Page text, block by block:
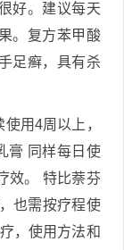
好。建议每天
。复方苯甲酸
足癣，具有杀
用4周以上，
膏 同样每日使
效。 特比萘芬
也需按疗程使
，使用方法和